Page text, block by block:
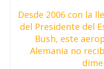
Desde 2006 con la
del Presidente del
Bush, este
Alemania no